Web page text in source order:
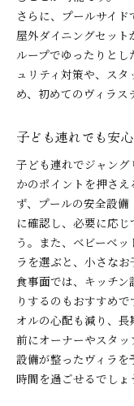
さらに、プールサイ
屋外ダイニングセッ
ループでゆったりと
ュリティ対策や、ス
め、初めてのヴィラス
子ども連れでも安
子ども連れでジャン
かのポイントを押さ
ず、プールの安全設
に確認し、必要に応
う。また、ベビーベ
ラを選ぶと、小さなお
食事面では、キッチ
りするのもおすすめ
オルの心配も減り、
前にオーナーやスタ
設備が整ったヴィラ
時間を過ごせるでしょ